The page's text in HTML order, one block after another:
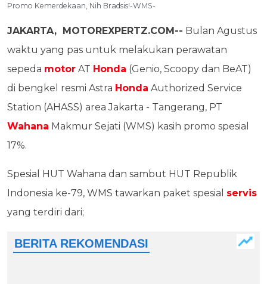
Promo Kemerdekaan, Nih Bradsis!-WMS-
JAKARTA, MOTOREXPERTZ.COM-- Bulan Agustus
waktu yang pas untuk melakukan perawatan
sepeda motor AT Honda (Genio, Scoopy dan BeAT)
di bengkel resmi Astra Honda Authorized Service
Station (AHASS) area Jakarta - Tangerang, PT
Wahana Makmur Sejati (WMS) kasih promo spesial
17%.
Spesial HUT Wahana dan sambut HUT Republik
Indonesia ke-79, WMS tawarkan paket spesial servis
yang terdiri dari;